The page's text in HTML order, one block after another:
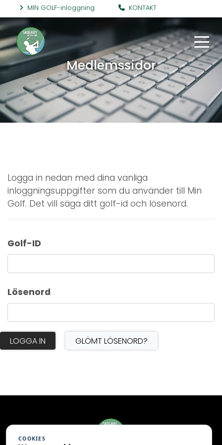
MIN GOLF-inloggning KONTAKT
Medlemssidor
Logga in nedan med dina vanliga
inloggningsuppgifter som du använder till Min
Golf. Det vill säga ditt golf-id och lösenord.
Golf-ID
Lösenord
LOGGA IN GLÖMT LÖSENORD?
COOKIES